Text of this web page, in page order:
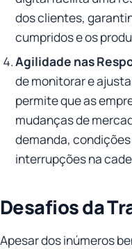
dos clientes,
cumpridos e os
Agilidade nas
de monitorar e
permite que as
mudanças de
demanda,
interrupções na
Desafios da
Apesar dos inúmeros